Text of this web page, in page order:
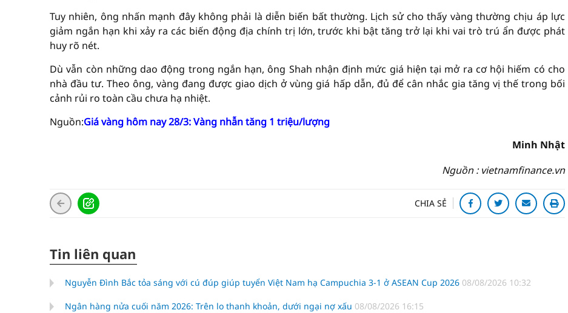
Tuy nhiên, ông nhấn mạnh đây không phải là diễn biến bất thường. Lịch sử cho thấy vàng thường chịu áp lực
giảm ngắn hạn khi xảy ra các biến động địa chính trị lớn, trước khi bật tăng trở lại khi vai trò trú ẩn được phát
huy rõ nét.
Dù vẫn còn những dao động trong ngắn hạn, ông Shah nhận định mức giá hiện tại mở ra cơ hội hiếm có cho
nhà đầu tư. Theo ông, vàng đang được giao dịch ở vùng giá hấp dẫn, đủ để cân nhắc gia tăng vị thế trong bối
cảnh rủi ro toàn cầu chưa hạ nhiệt.
Nguồn:Giá vàng hôm nay 28/3: Vàng nhẫn tăng 1 triệu/lượng
Minh Nhật
Nguồn : vietnamfinance.vn
CHIA SẺ
Tin liên quan
Nguyễn Đình Bắc tỏa sáng với cú đúp giúp tuyển Việt Nam hạ Campuchia 3-1 ở ASEAN Cup 2026 08/08/2026 10:32
Ngân hàng nửa cuối năm 2026: Trên lo thanh khoản, dưới ngại nợ xấu 08/08/2026 16:15